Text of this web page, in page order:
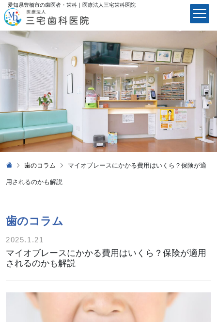
愛知県豊橋市の歯医者・歯科｜医療法⼈三宅⻭科医院
歯のコラム マイオブレースにかかる費用はいくら？保険が適
用されるのかも解説
歯のコラム
2025.1.21
マイオブレースにかかる費用はいくら？保険が適用
されるのかも解説